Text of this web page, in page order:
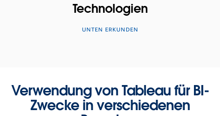
Technologien
UNTEN ERKUNDEN
Verwendung von Tableau für BI-
Zwecke in verschiedenen